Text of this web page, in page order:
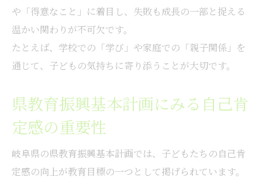
や「得意なこと」に着目し、失敗も成長の一部と捉える
温かい関わりが不可欠です。
たとえば、学校での「学び」や家庭での「親子関係」を
通じて、子どもの気持ちに寄り添うことが大切です。
県教育振興基本計画にみる自己肯
定感の重要性
岐阜県の県教育振興基本計画では、子どもたちの自己肯
定感の向上が教育目標の一つとして掲げられています。